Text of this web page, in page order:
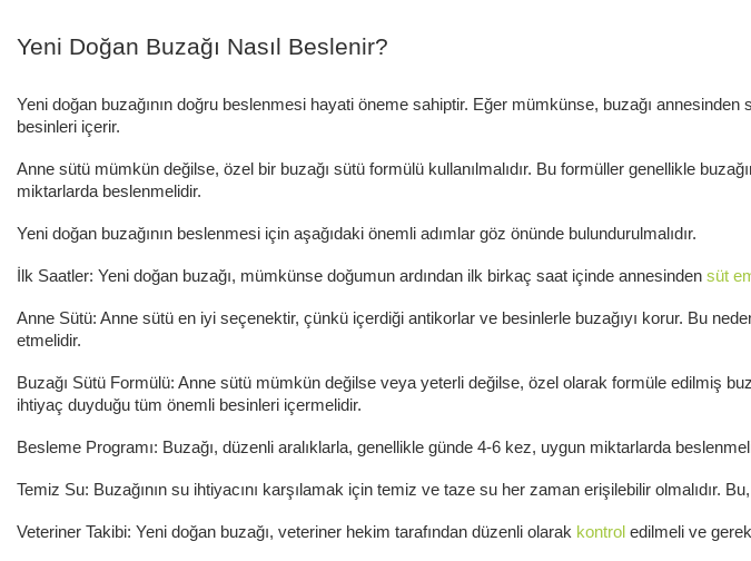
Yeni Doğan Buzağı Nasıl Beslenir?
Yeni doğan buzağının doğru beslenmesi hayati öneme sahiptir. Eğer mümkünse, buzağı
besinleri içerir.
Anne sütü mümkün değilse, özel bir buzağı sütü formülü kullanılmalıdır. Bu formüller genellikle
miktarlarda beslenmelidir.
Yeni doğan buzağının beslenmesi için aşağıdaki önemli adımlar göz önünde bulundurulmalıdır.
İlk Saatler: Yeni doğan buzağı, mümkünse doğumun ardından ilk birkaç saat içinde annesinden süt
Anne Sütü: Anne sütü en iyi seçenektir, çünkü içerdiği antikorlar ve besinlerle buzağıyı korur. Bu
etmelidir.
Buzağı Sütü Formülü: Anne sütü mümkün değilse veya yeterli değilse, özel olarak formüle edilmiş
ihtiyaç duyduğu tüm önemli besinleri içermelidir.
Besleme Programı: Buzağı, düzenli aralıklarla, genellikle günde 4-6 kez, uygun miktarlarda
Temiz Su: Buzağının su ihtiyacını karşılamak için temiz ve taze su her zaman erişilebilir olmalıdır.
Veteriner Takibi: Yeni doğan buzağı, veteriner hekim tarafından düzenli olarak kontrol edilmeli ve